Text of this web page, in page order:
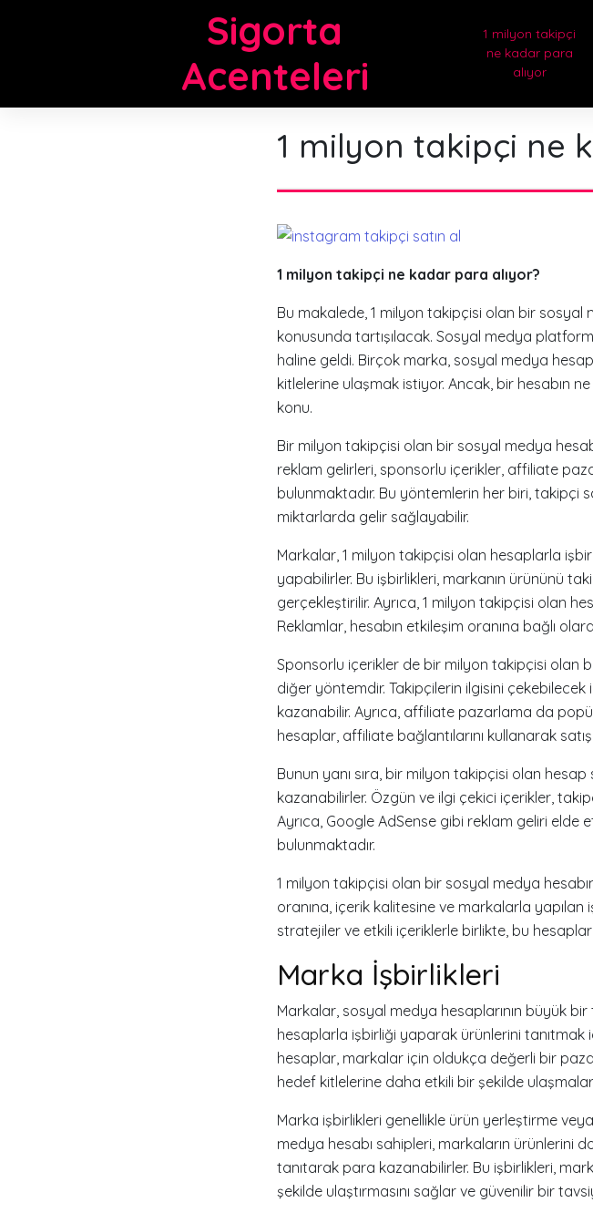
Sigorta
Acenteleri
1 milyon takipçi
ne kadar para
alıyor
1 milyon takipçi ne
1 milyon takipçi ne kadar para alıyor?
Bu makalede, 1 milyon takipçisi olan bir sosyal
konusunda tartışılacak. Sosyal medya
haline geldi. Birçok marka, sosyal medya
kitlelerine ulaşmak istiyor. Ancak, bir hesabın
konu.
Bir milyon takipçisi olan bir sosyal medya
reklam gelirleri, sponsorlu içerikler, affiliate
bulunmaktadır. Bu yöntemlerin her biri, takipçi
miktarlarda gelir sağlayabilir.
Markalar, 1 milyon takipçisi olan hesaplarla
yapabilirler. Bu işbirlikleri, markanın ürününü
gerçekleştirilir. Ayrıca, 1 milyon takipçisi olan
Reklamlar, hesabın etkileşim oranına bağlı
Sponsorlu içerikler de bir milyon takipçisi olan
diğer yöntemdir. Takipçilerin ilgisini
kazanabilir. Ayrıca, affiliate pazarlama da
hesaplar, affiliate bağlantılarını kullanarak
Bunun yanı sıra, bir milyon takipçisi olan
kazanabilirler. Özgün ve ilgi çekici içerikler,
Ayrıca, Google AdSense gibi reklam geliri
bulunmaktadır.
1 milyon takipçisi olan bir sosyal medya
oranına, içerik kalitesine ve markalarla
stratejiler ve etkili içeriklerle birlikte, bu
Marka İşbirlikleri
Markalar, sosyal medya hesaplarının büyük
hesaplarla işbirliği yaparak ürünlerini tanıtmak
hesaplar, markalar için oldukça değerli bir
hedef kitlelerine daha etkili bir şekilde
Marka işbirlikleri genellikle ürün yerleştirme
medya hesabı sahipleri, markaların ürünlerini
tanıtarak para kazanabilirler. Bu işbirlikleri,
şekilde ulaştırmasını sağlar ve güvenilir bir